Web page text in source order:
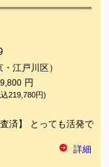
江戸川区）
円
219,780円)
済】 とっても活発で
詳細